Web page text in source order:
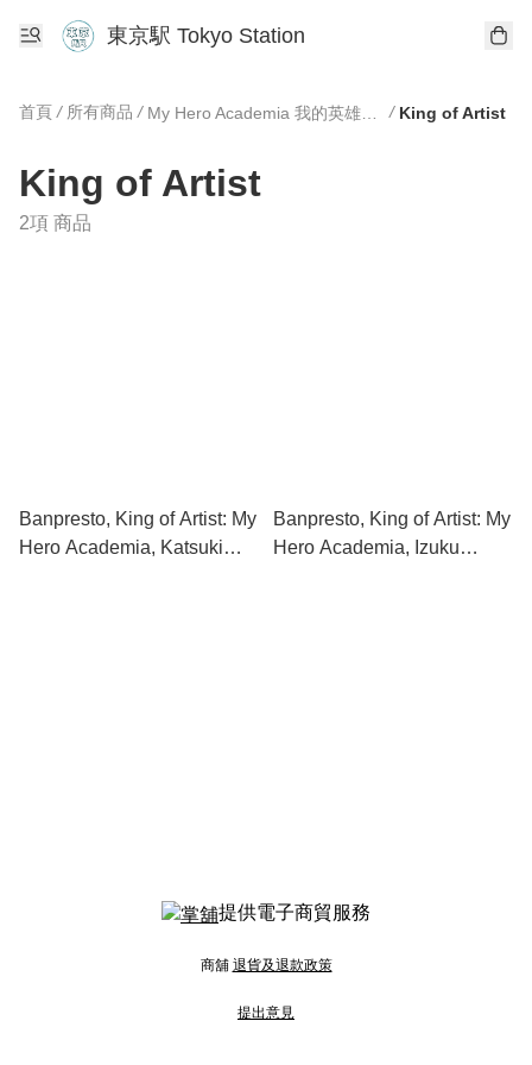
東京駅 Tokyo Station
首頁 / 所有商品 / / King of Artist
King of Artist
2項 商品
Banpresto, King of Artist: My
Hero Academia, Katsuki
Banpresto, King of Artist: My
Hero Academia, Izuku
提供電子商貿服務
商舖 退貨及退款政策
提出意見